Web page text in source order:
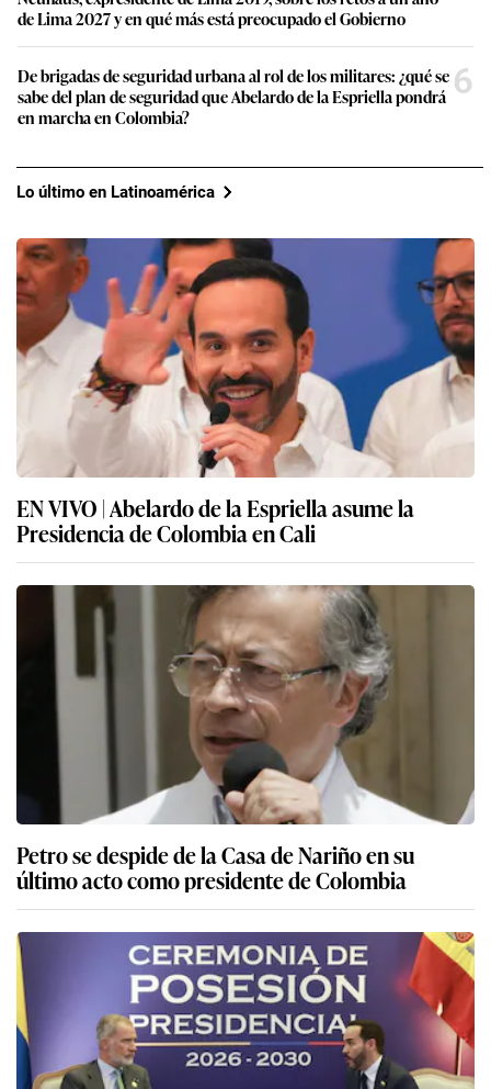
de Lima 2027 y en qué más está preocupado el Gobierno
De brigadas de seguridad urbana al rol de los militares: ¿qué se
sabe del plan de seguridad que Abelardo de la Espriella pondrá
en marcha en Colombia?
6
Lo último en Latinoamérica
EN VIVO | Abelardo de la Espriella asume la
Presidencia de Colombia en Cali
Petro se despide de la Casa de Nariño en su
último acto como presidente de Colombia